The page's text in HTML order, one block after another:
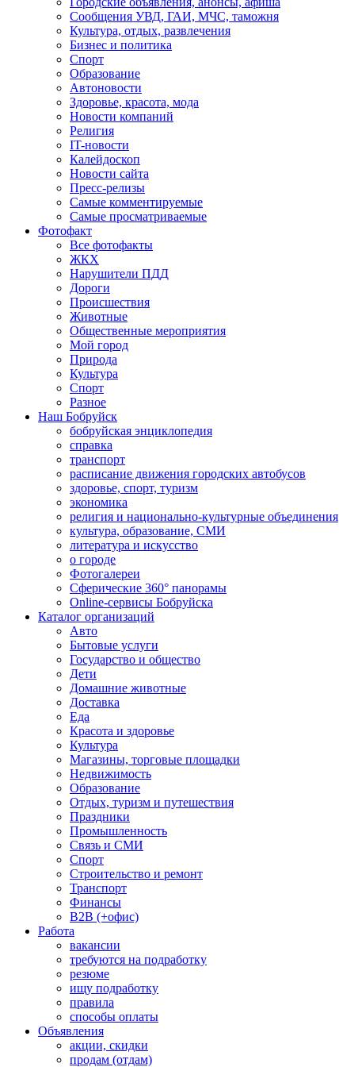
Сообщения УВД, ГАИ, МЧС, таможня
Культура, отдых, развлечения
Бизнес и политика
Спорт
Образование
Автоновости
Здоровье, красота, мода
Новости компаний
Религия
IT-новости
Калейдоскоп
Новости сайта
Пресс-релизы
Самые комментируемые
Самые просматриваемые
Фотофакт
Все фотофакты
ЖКХ
Нарушители ПДД
Дороги
Происшествия
Животные
Общественные мероприятия
Мой город
Природа
Культура
Спорт
Разное
Наш Бобруйск
бобруйская энциклопедия
справка
транспорт
расписание движения городских автобусов
здоровье, спорт, туризм
экономика
религия и национально-культурные объединения
культура, образование, СМИ
литература и искусство
о городе
Фотогалереи
Сферические 360° панорамы
Online-сервисы Бобруйска
Каталог организаций
Авто
Бытовые услуги
Государство и общество
Дети
Домашние животные
Доставка
Еда
Красота и здоровье
Культура
Магазины, торговые площадки
Недвижимость
Образование
Отдых, туризм и путешествия
Праздники
Промышленность
Связь и СМИ
Спорт
Строительство и ремонт
Транспорт
Финансы
B2B (+офис)
Работа
вакансии
требуются на подработку
резюме
ищу подработку
правила
способы оплаты
Объявления
акции, скидки
продам (отдам)